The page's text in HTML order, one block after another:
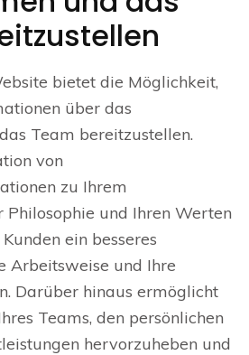
bietet die Möglichkeit,
über das
Team bereitzustellen.
von
zu Ihrem
Philosophie und Ihren Werten
ein besseres
Arbeitsweise und Ihre
Darüber hinaus ermöglicht
Teams, den persönlichen
hervorzuheben und